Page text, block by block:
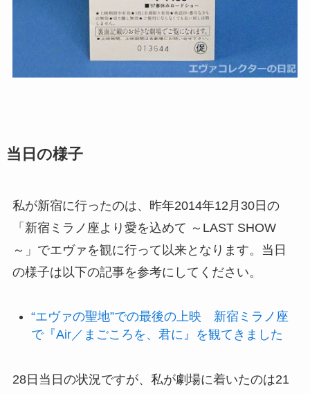
当日の様子
私が新宿に行ったのは、昨年2014年12月30日の
「新宿ミラノ座より愛を込めて ～LAST SHOW
～」でエヴァを観に行って以来となります。当日
の様子は以下の記事を参考にしてください。
“エヴァの聖地”での最後の上映 新宿ミラノ座
で『Air／まごころを、君に』を観てきました
28日当日の状況ですが、私が劇場に着いたのは21